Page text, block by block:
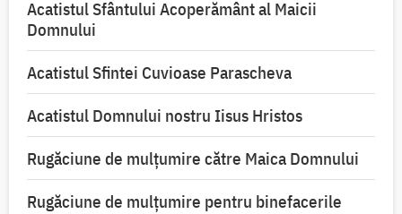
Acatistul Sfântului Acoperământ al Maicii
Domnului
Acatistul Sfintei Cuvioase Parascheva
Acatistul Domnului nostru Iisus Hristos
Rugăciune de mulţumire către Maica Domnului
Rugăciune de mulțumire pentru binefacerile